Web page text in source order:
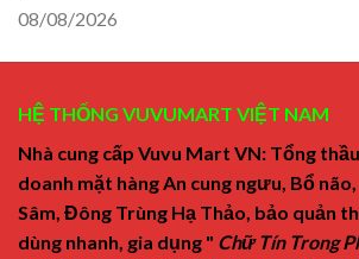
08/08/2026
HỆ THỐNG VUVUMART VIỆT NAM
Nhà cung cấp Vuvu Mart VN: Tổng
doanh mặt hàng An cung ngưu, Bổ
Sâm, Đông Trùng Hạ Thảo, bảo quản
dùng nhanh, gia dụng " Chữ Tín Trong